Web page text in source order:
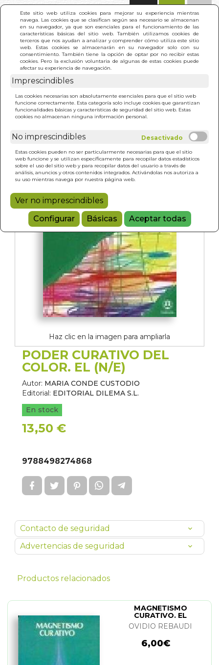
Este sitio web utiliza cookies para mejorar su experiencia mientras
navega. Las cookies que se clasifican según sea necesario se almacenan
en su navegador, ya que son esenciales para el funcionamiento de las
características básicas del sitio web. También utilizamos cookies de
terceros que nos ayudan a analizar y comprender cómo utiliza este sitio
web. Estas cookies se almacenarán en su navegador solo con su
consentimiento. También tiene la opción de optar por no recibir estas
cookies. Pero la exclusión voluntaria de algunas de estas cookies puede
afectar su experiencia de navegación.
Imprescindibles
Las cookies necesarias son absolutamente esenciales para que el sitio web
funcione correctamente. Esta categoría solo incluye cookies que garantizan
funcionalidades básicas y características de seguridad del sitio web. Estas
cookies no almacenan ninguna información personal.
No imprescindibles
Estas cookies pueden no ser particularmente necesarias para que el sitio
web funcione y se utilizan específicamente para recopilar datos estadísticos
sobre el uso del sitio web y para recopilar datos del usuario a través de
análisis, anuncios y otros contenidos integrados. Activándolas nos autoriza a
su uso mientras navega por nuestra página web.
Ver no imprescindibles
Configurar
Básicas Aceptar todas
INICIO >
Haz clic en la imagen para ampliarla
PODER CURATIVO DEL
COLOR. EL (N/E)
Autor: MARIA CONDE CUSTODIO
Editorial: EDITORIAL DILEMA S.L.
En stock
13,50 €
9788498274868
Contacto de seguridad
Advertencias de seguridad
Productos relacionados
MAGNETISMO
CURATIVO. EL
OVIDIO REBAUDI
6,00€